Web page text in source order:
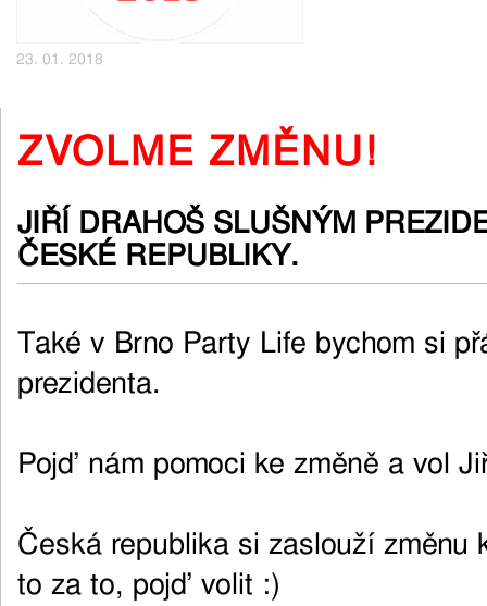
23. 01. 2018
ZVOLME ZMĚNU!
JIŘÍ DRAHOŠ SLUŠNÝM
ČESKÉ REPUBLIKY.
Také v Brno Party Life bychom si
prezidenta.
Pojď nám pomoci ke změně a vol
Česká republika si zaslouží změnu
to za to, pojď volit :)